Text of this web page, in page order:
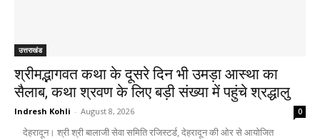
उत्तराखंड
श्रीमद्भागवत कथा के दूसरे दिन भी उमड़ा आस्था का
सैलाब, कथा श्रवण के लिए बड़ी संख्या में पहुंचे श्रद्धालु
Indresh Kohli - August 8, 2026 0
देहरादून। श्री श्री बालाजी सेवा समिति रजिस्टर्ड, देहरादून की ओर से आयोजित